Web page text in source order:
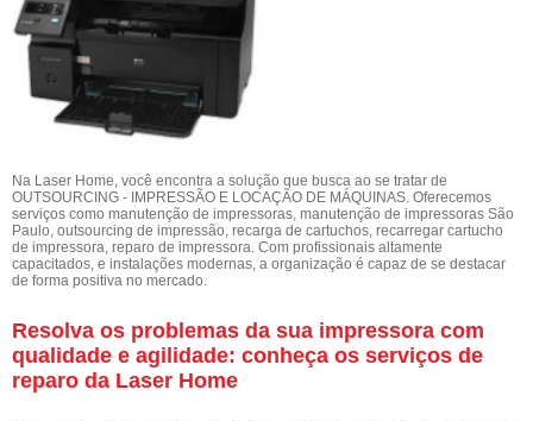
Na Laser Home, você encontra a solução que busca ao se tratar de
OUTSOURCING - IMPRESSÃO E LOCAÇÃO DE MÁQUINAS. Oferecemos
serviços como manutenção de impressoras, manutenção de impressoras São
Paulo, outsourcing de impressão, recarga de cartuchos, recarregar cartucho
de impressora, reparo de impressora. Com profissionais altamente
capacitados, e instalações modernas, a organização é capaz de se destacar
de forma positiva no mercado.
Resolva os problemas da sua impressora com
qualidade e agilidade: conheça os serviços de
reparo da Laser Home